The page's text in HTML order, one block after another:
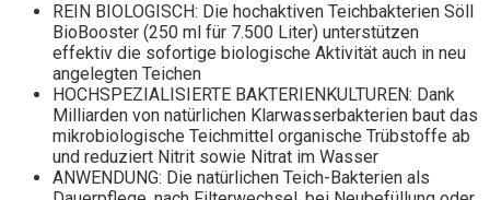
REIN BIOLOGISCH: Die hochaktiven Teichbakterien Söll
BioBooster (250 ml für 7.500 Liter) unterstützen
effektiv die sofortige biologische Aktivität auch in neu
angelegten Teichen
HOCHSPEZIALISIERTE BAKTERIENKULTUREN: Dank
Milliarden von natürlichen Klarwasserbakterien baut das
mikrobiologische Teichmittel organische Trübstoffe ab
und reduziert Nitrit sowie Nitrat im Wasser
ANWENDUNG: Die natürlichen Teich-Bakterien als